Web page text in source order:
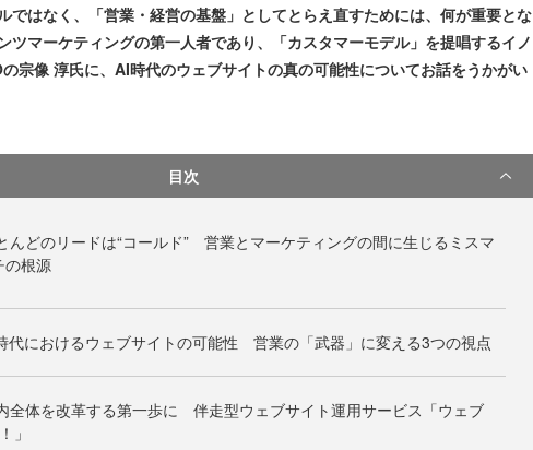
ではなく、「営業・経営の基盤」としてとらえ直すためには、何が重要とな
ツマーケティングの第一人者であり、「カスタマーモデル」を提唱するイノ
宗像 淳氏に、AI時代のウェブサイトの真の可能性についてお話をうかがい
目次
んどのリードは“コールド” 営業とマーケティングの間に生じるミスマ
の根源
代におけるウェブサイトの可能性 営業の「武器」に変える3つの視点
全体を改革する第一歩に 伴走型ウェブサイト運用サービス「ウェブ
」